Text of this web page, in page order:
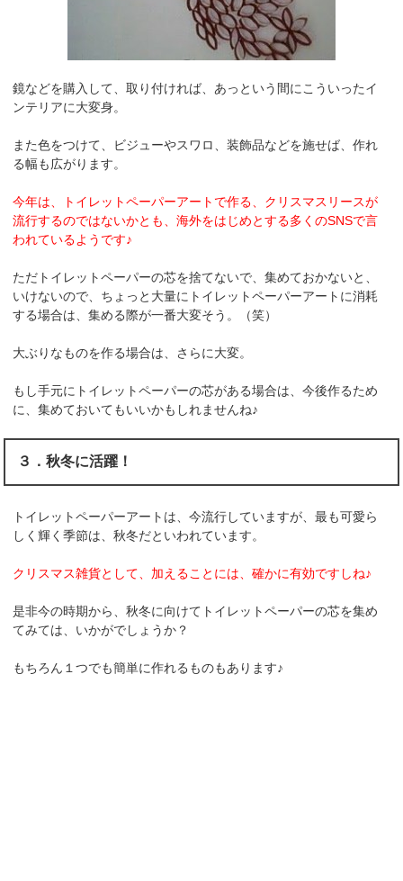
鏡などを購入して、取り付ければ、あっという間にこういったイ
ンテリアに大変身。
また色をつけて、ビジューやスワロ、装飾品などを施せば、作れ
る幅も広がります。
今年は、トイレットペーパーアートで作る、クリスマスリースが
流行するのではないかとも、海外をはじめとする多くのSNSで言
われているようです♪
ただトイレットペーパーの芯を捨てないで、集めておかないと、
いけないので、ちょっと大量にトイレットペーパーアートに消耗
する場合は、集める際が一番大変そう。（笑）
大ぶりなものを作る場合は、さらに大変。
もし手元にトイレットペーパーの芯がある場合は、今後作るため
に、集めておいてもいいかもしれませんね♪
３．秋冬に活躍！
トイレットペーパーアートは、今流行していますが、最も可愛ら
しく輝く季節は、秋冬だといわれています。
クリスマス雑貨として、加えることには、確かに有効ですしね♪
是非今の時期から、秋冬に向けてトイレットペーパーの芯を集め
てみては、いかがでしょうか？
もちろん１つでも簡単に作れるものもあります♪